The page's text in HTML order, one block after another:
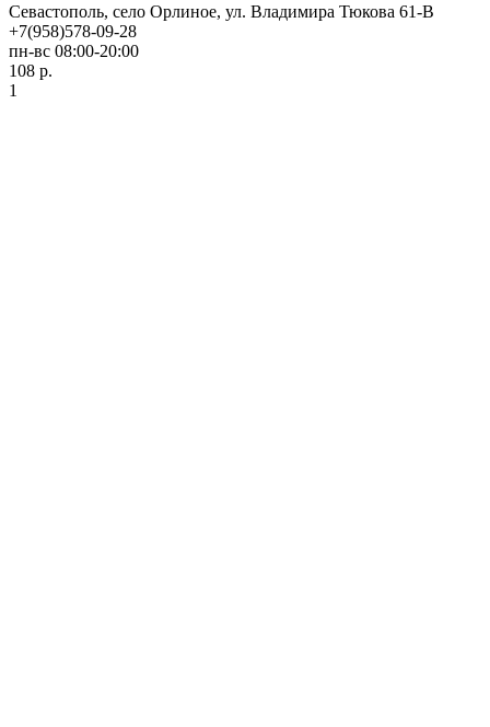
Севастополь, село Орлиное, ул. Владимира Тюкова 61-В
+7(958)578-09-28
пн-вс 08:00-20:00
108 р.
1